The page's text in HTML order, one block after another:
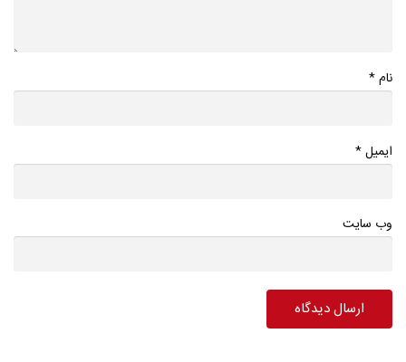
نام*
ایمیل*
وب سایت